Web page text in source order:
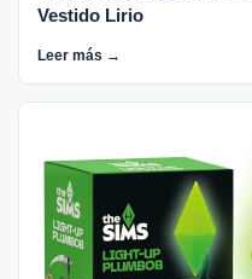
Vestido Lirio
Leer más →